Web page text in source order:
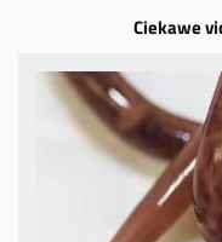
Ciekawe